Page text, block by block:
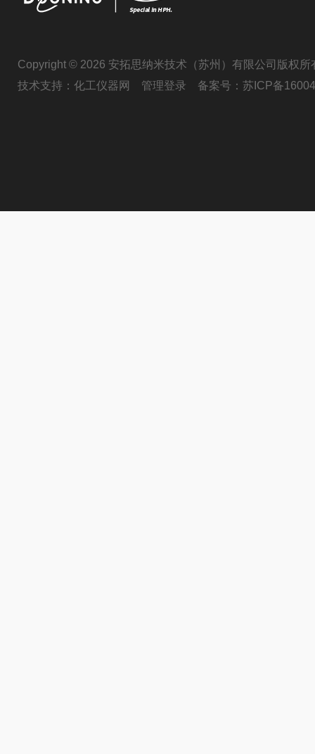
Copyright © 2026 安拓思纳米技术（苏州）有限公司版权所
技术支持： 化工仪器网 管理登录 备案号： 苏ICP备